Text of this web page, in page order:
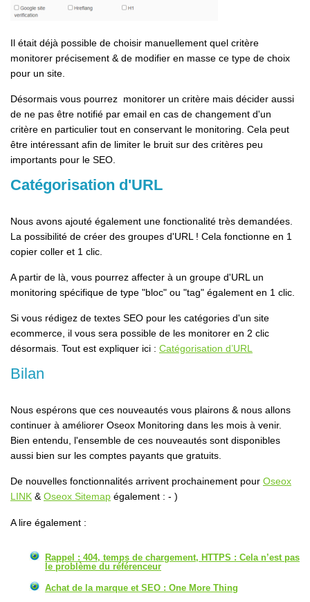
Il était déjà possible de choisir manuellement quel critère
monitorer précisement & de modifier en masse ce type de choix
pour un site.
Désormais vous pourrez monitorer un critère mais décider aussi
de ne pas être notifié par email en cas de changement d'un
critère en particulier tout en conservant le monitoring. Cela peut
être intéressant afin de limiter le bruit sur des critères peu
importants pour le SEO.
Catégorisation d'URL
Nous avons ajouté également une fonctionalité très demandées.
La possibilité de créer des groupes d'URL ! Cela fonctionne en 1
copier coller et 1 clic.
A partir de là, vous pourrez affecter à un groupe d'URL un
monitoring spécifique de type "bloc" ou "tag" également en 1 clic.
Si vous rédigez de textes SEO pour les catégories d'un site
ecommerce, il vous sera possible de les monitorer en 2 clic
désormais. Tout est expliquer ici : Catégorisation d’URL
Bilan
Nous espérons que ces nouveautés vous plairons & nous allons
continuer à améliorer Oseox Monitoring dans les mois à venir.
Bien entendu, l'ensemble de ces nouveautés sont disponibles
aussi bien sur les comptes payants que gratuits.
De nouvelles fonctionnalités arrivent prochainement pour Oseox
LINK & Oseox Sitemap également : - )
A lire également :
Rappel : 404, temps de chargement, HTTPS : Cela n’est pas
le problème du référenceur
Achat de la marque et SEO : One More Thing